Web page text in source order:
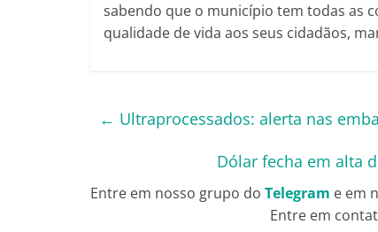
sabendo que o município tem todas as
qualidade de vida aos seus cidadãos,
← Ultraprocessados: alerta nas
Dólar fecha em alta
Entre em nosso grupo do Telegram e em
Entre em